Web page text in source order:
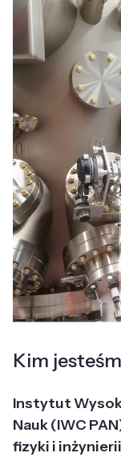
Kim
Instytut
Nauk (IWC
fizyki i